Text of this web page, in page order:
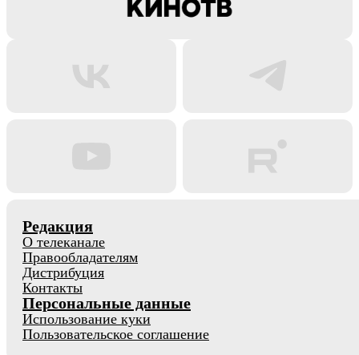
Редакция
О телеканале
Правообладателям
Дистрибуция
Контакты
Персональные данные
Использование куки
Пользовательское соглашение